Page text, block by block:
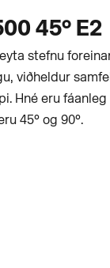
45° E2
stefnu
viðheldur
Hné eru
45° og 90°.